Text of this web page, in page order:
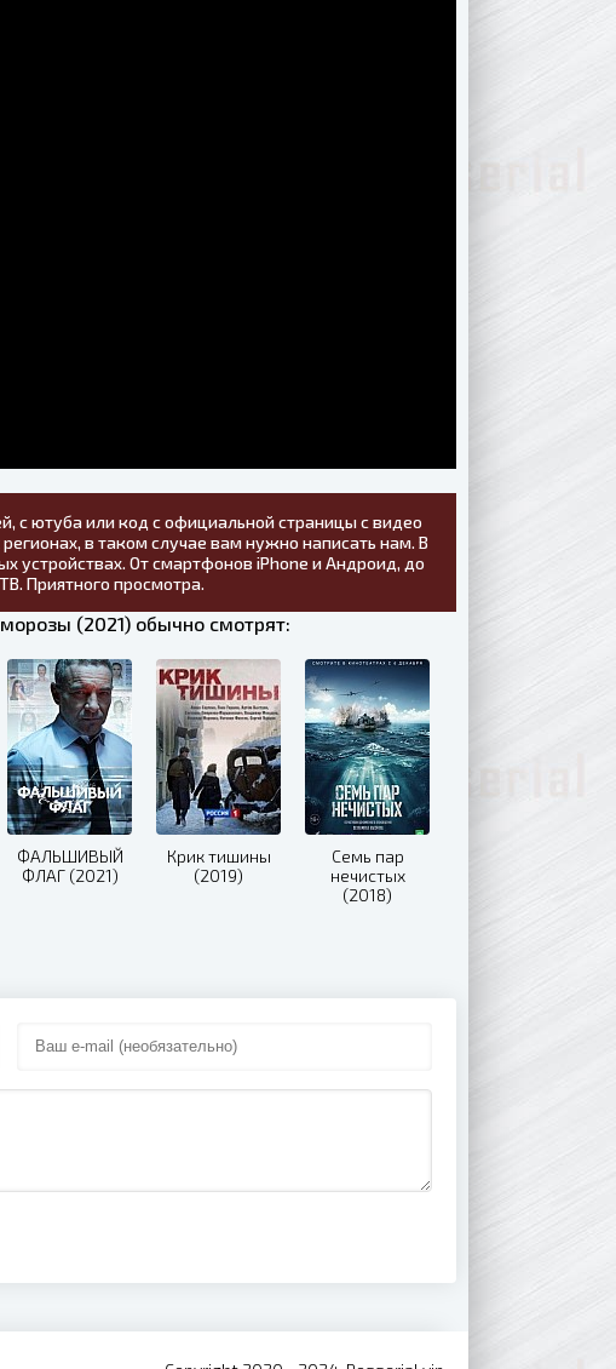
с ютуба или код с официальной страницы с видео
в таком случае вам нужно написать нам. В
устройствах. От смартфонов iPhone и Андроид, до
Приятного просмотра.
(2021) обычно смотрят:
ФАЛЬШИВЫЙ
ФЛАГ (2021)
Крик тишины
(2019)
Семь пар
нечистых
(2018)